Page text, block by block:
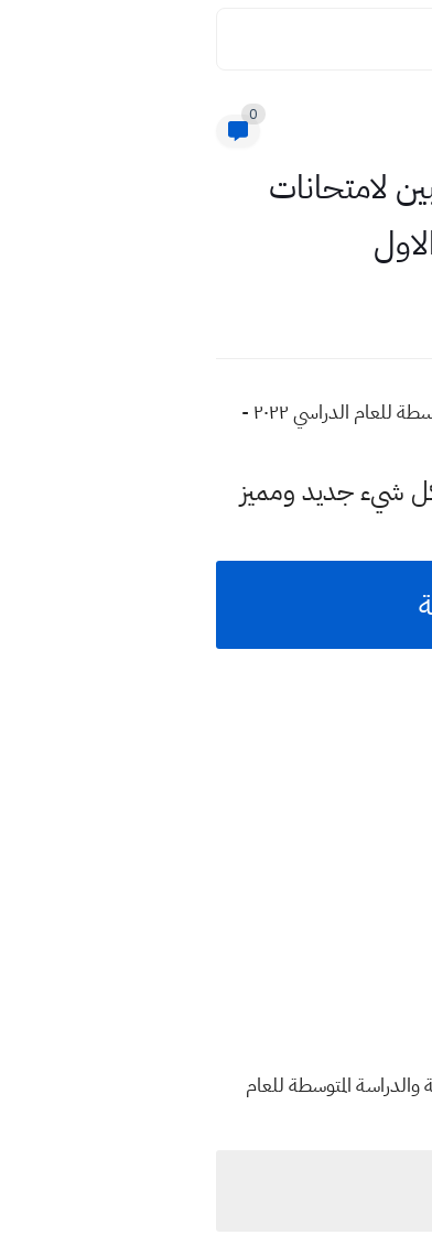
0
لامتحانات
منحت تربية بغداد الكرخ الثانية كتاب شكر لمديري المراكز الامتحانية والمراقبين لامتحانات الدراسة الابتدائية والدراسة المتوسطة للعام الدراسي ٢٠٢٢ -
شيء جديد ومميز
والدراسة المتوسطة للعام